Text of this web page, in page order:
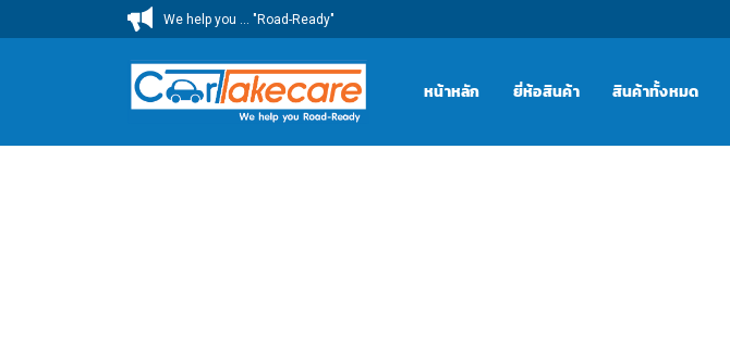
ไป
We help you ... "Road-Ready"
หน้าหลัก ยี่ห้อสินค้า สินค้าทั้งหมด